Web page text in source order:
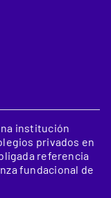
institución
privados en
referencia
fundacional de